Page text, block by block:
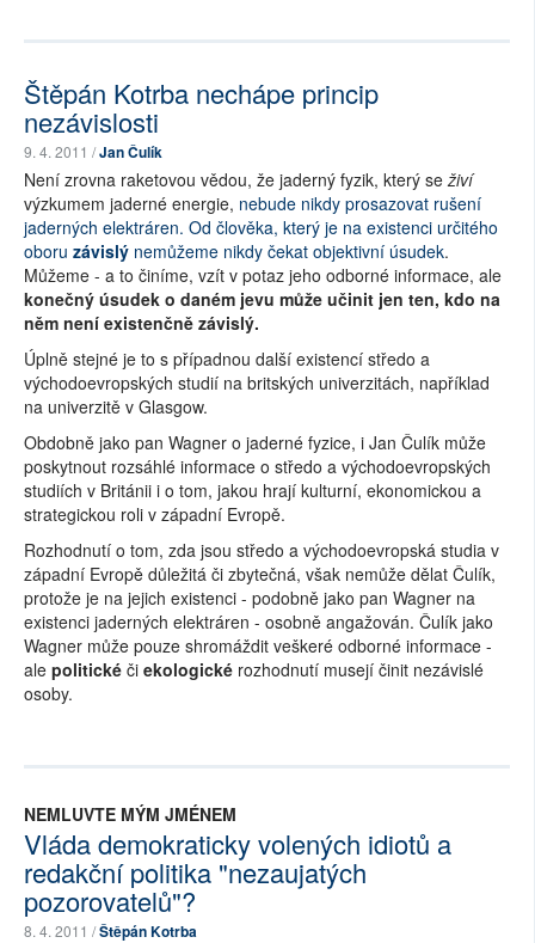
Štěpán Kotrba nechápe princip
nezávislosti
9. 4. 2011 /Jan Čulík
Není zrovna raketovou vědou, že jaderný fyzik, který seživí
výzkumem jaderné energie, nebude nikdy prosazovat rušení
jaderných elektráren. Od člověka, který je na existenci určitého
oboru závislý nemůžeme nikdy čekat objektivní úsudek.
Můžeme - a to činíme, vzít v potaz jeho odborné informace, ale
konečný úsudek o daném jevu může učinit jen ten, kdo na
něm není existenčně závislý.
Úplně stejné je to s případnou další existencí středo a
východoevropských studií na britských univerzitách, například
na univerzitě v Glasgow.
Obdobně jako pan Wagner o jaderné fyzice, i Jan Čulík může
poskytnout rozsáhlé informace o středo a východoevropských
studiích v Británii i o tom, jakou hrají kulturní, ekonomickou a
strategickou roli v západní Evropě.
Rozhodnutí o tom, zda jsou středo a východoevropská studia v
západní Evropě důležitá či zbytečná, však nemůže dělat Čulík,
protože je na jejich existenci - podobně jako pan Wagner na
existenci jaderných elektráren - osobně angažován. Čulík jako
Wagner může pouze shromáždit veškeré odborné informace -
ale politické či ekologické rozhodnutí musejí činit nezávislé
osoby.
NEMLUVTE MÝM JMÉNEM
Vláda demokraticky volených idiotů a
redakční politika "nezaujatých
pozorovatelů"?
8. 4. 2011 /Štěpán Kotrba